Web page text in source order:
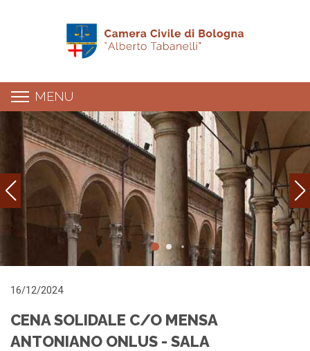
MENU
Dettaglio news
16/12/2024
CENA SOLIDALE C/O MENSA
ANTONIANO ONLUS - SALA